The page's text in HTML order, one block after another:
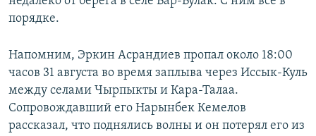
порядке.
Напомним, Эркин Асрандиев пропал около 18:00
часов 31 августа во время заплыва через Иссык-Куль
между селами Чырпыкты и Кара-Талаа.
Сопровождавший его Нарынбек Кемелов
рассказал, что поднялись волны и он потерял его из